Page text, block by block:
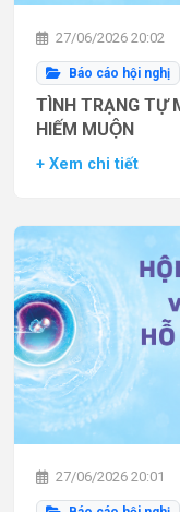
27/06/2026 20:02
Báo cáo hội nghị
TÌNH TRẠNG TỰ
HIẾM MUỘN
+ Xem chi tiết
27/06/2026 20:01